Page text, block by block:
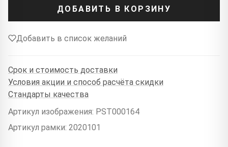
ДОБАВИТЬ В КОРЗИНУ
Добавить в список желаний
Срок и стоимость доставки
Условия акции и способ расчёта скидки
Стандарты качества
Артикул изображения: PST000164
Артикул рамки: 2020101